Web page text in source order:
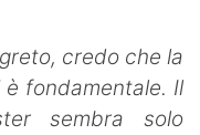
credo che la
fondamentale. Il
sembra solo